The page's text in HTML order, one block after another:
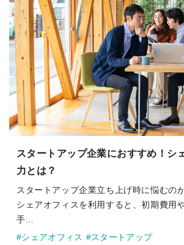
スタートアップ企業におすすめ！シ
力とは？
スタートアップ企業立ち上げ時に悩むの
シェアオフィスを利用すると、初期費用
手…
#シェアオフィス #スタートアップ